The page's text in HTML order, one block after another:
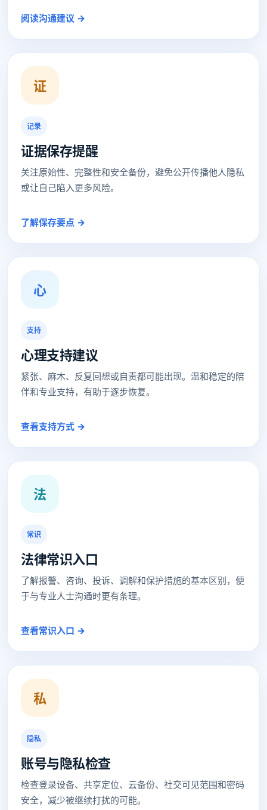
阅读沟通建议 →
证
记录
证据保存提醒
关注原始性、完整性和安全备份，避免公开传播他人隐私
或让自己陷入更多风险。
了解保存要点 →
心
支持
心理支持建议
紧张、麻木、反复回想或自责都可能出现。温和稳定的陪
伴和专业支持，有助于逐步恢复。
查看支持方式 →
法
常识
法律常识入口
了解报警、咨询、投诉、调解和保护措施的基本区别，便
于与专业人士沟通时更有条理。
查看常识入口 →
私
隐私
账号与隐私检查
检查登录设备、共享定位、云备份、社交可见范围和密码
安全，减少被继续打扰的可能。